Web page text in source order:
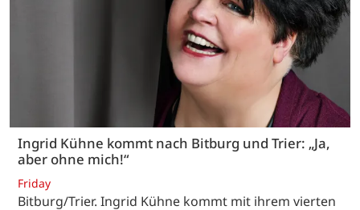
Ingrid Kühne kommt nach Bitburg und Trier: „Ja,
aber ohne mich!“
Friday
Bitburg/Trier. Ingrid Kühne kommt mit ihrem vierten